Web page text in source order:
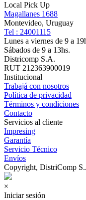
Local Pick Up
Magallanes 1688
Montevideo, Uruguay
Tel : 24001115
Lunes a viernes de 9 a
Sábados de 9 a 13hs.
Districomp S.A.
RUT 212363900019
Institucional
Trabajá con nosotros
Política de privacidad
Términos y condiciones
Contacto
Servicios al cliente
Impresing
Garantía
Servicio Técnico
Envíos
Copyright, DistriComp
×
Iniciar sesión